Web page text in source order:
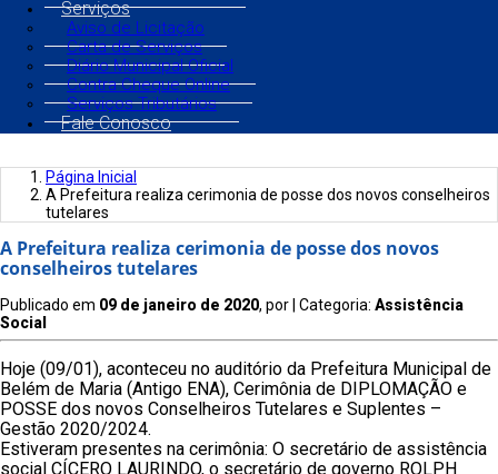
Serviços
Aviso de Licitação
Carta de Serviços
Diário Municipal Oficial
Contra Cheque Online
Serviços Tributários
Fale Conosco
Página Inicial
A Prefeitura realiza cerimonia de posse dos novos conselheiros
tutelares
A Prefeitura realiza cerimonia de posse dos novos
conselheiros tutelares
Publicado em 09 de janeiro de 2020, por | Categoria: Assistência
Social
Hoje (09/01), aconteceu no auditório da Prefeitura Municipal de
Belém de Maria (Antigo ENA), Cerimônia de DIPLOMAÇÃO e
POSSE dos novos Conselheiros Tutelares e Suplentes –
Gestão 2020/2024.
Estiveram presentes na cerimônia: O secretário de assistência
social CÍCERO LAURINDO, o secretário de governo ROLPH